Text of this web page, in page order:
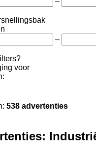
–
voor
538 advertenties